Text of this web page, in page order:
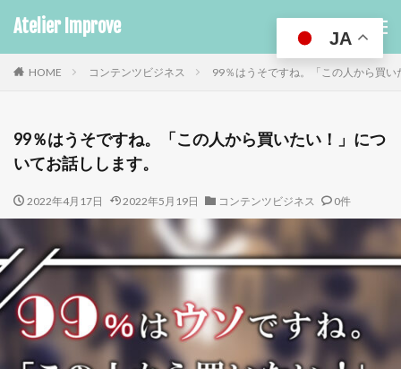
Atelier Improve
HOME コンテンツビジネス 99％はうそですね。「この人から買
99％はうそですね。「この人から買いたい！」につ
いてお話しします。
2022年4月17日 2022年5月19日 コンテンツビジネス 0件
JA